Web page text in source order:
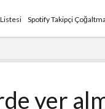
Spotify Takipçi Çoğaltma
yer